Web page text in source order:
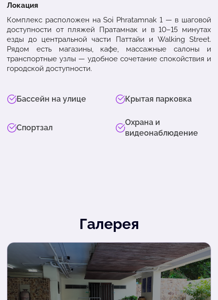
Локация
Комплекс расположен на Soi Phratamnak 1 — в шаговой
доступности от пляжей Пратамнак и в 10–15 минутах
езды до центральной части Паттайи и Walking Street.
Рядом есть магазины, кафе, массажные салоны и
транспортные узлы — удобное сочетание спокойствия и
городской доступности.
Бассейн на улице Крытая парковка
Спортзал
Охрана и
видеонаблюдение
Галерея